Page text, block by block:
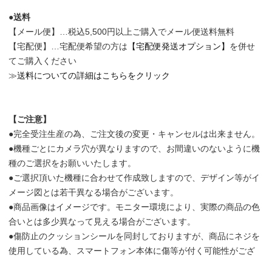
●送料
【メール便】…税込5,500円以上ご購入でメール便送料無料
【宅配便】…宅配便希望の方は 【宅配便発送オプション】 を併せ
てご購入ください
≫送料についての詳細はこちらをクリック
【ご注意】
●完全受注生産の為、ご注文後の変更・キャンセルは出来ません。
●機種ごとにカメラ穴が異なりますので、お間違いのないように機
種のご選択をお願いいたします。
●ご選択頂いた機種に合わせて作成致しますので、デザイン等がイ
メージ図とは若干異なる場合がございます。
●商品画像はイメージです。モニター環境により、実際の商品の色
合いとは多少異なって見える場合がございます。
●傷防止のクッションシールを同封しておりますが、商品にネジを
使用している為、スマートフォン本体に傷等が付く可能性がござ